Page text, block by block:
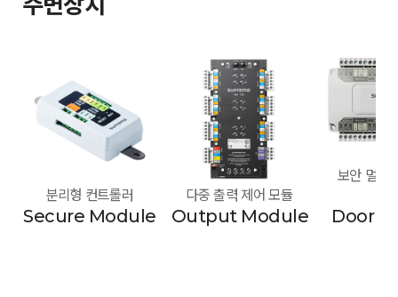
분리형 컨트롤러
Secure Module
다중 출력 제어 모듈
Output Module
보안 멀티
Door